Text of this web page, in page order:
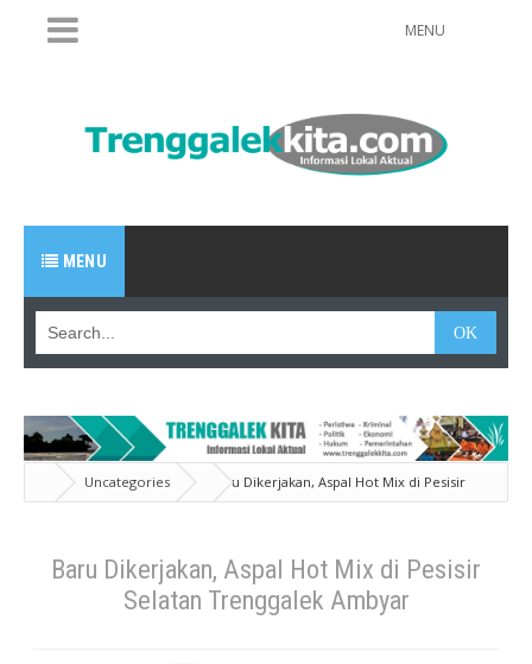
MENU
MENU
Uncategories
Baru Dikerjakan, Aspal Hot Mix di Pesisir
Selatan Trenggalek Ambyar
Baru Dikerjakan, Aspal Hot Mix di Pesisir
Selatan Trenggalek Ambyar